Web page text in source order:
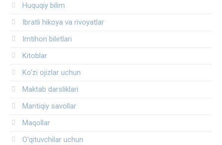
Huquqiy bilim
Ibratli hikoya va rivoyatlar
Imtihon biletlari
Kitoblar
Ko‘zi ojizlar uchun
Maktab darsliklari
Mantiqiy savollar
Maqollar
O‘qituvchilar uchun